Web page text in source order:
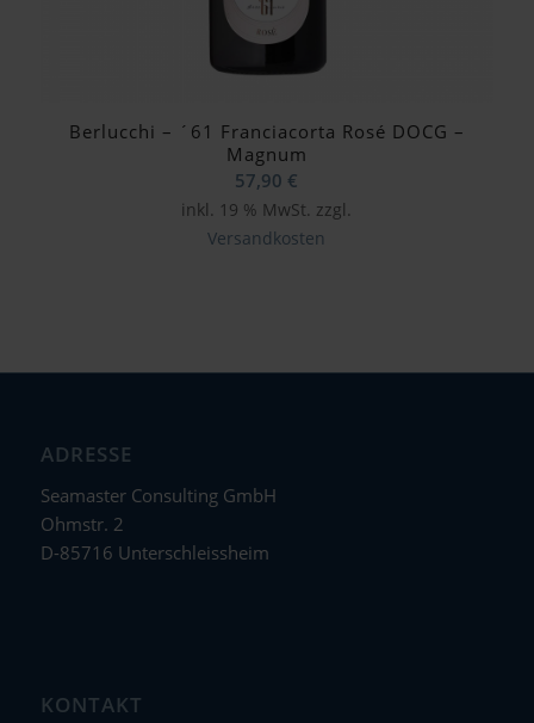
Berlucchi – ´61 Franciacorta Rosé DOCG –
Magnum
57,90 €
inkl. 19 % MwSt. zzgl.
Versandkosten
ADRESSE
Seamaster Consulting GmbH
Ohmstr. 2
D-85716 Unterschleissheim
KONTAKT